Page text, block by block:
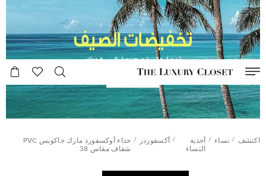
اكتشف / نساء /
أحذية
النساء
/ أكسفوردز /
حذاء أوكسفورد مارك جاكوبس PVC
شفاف مقاس 38